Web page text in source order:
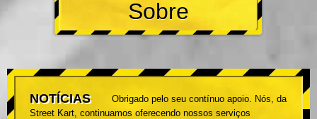
Sobre
NOTÍCIAS
Obrigado pelo seu contínuo apoio. Nós, da
Street Kart, continuamos oferecendo nossos serviços